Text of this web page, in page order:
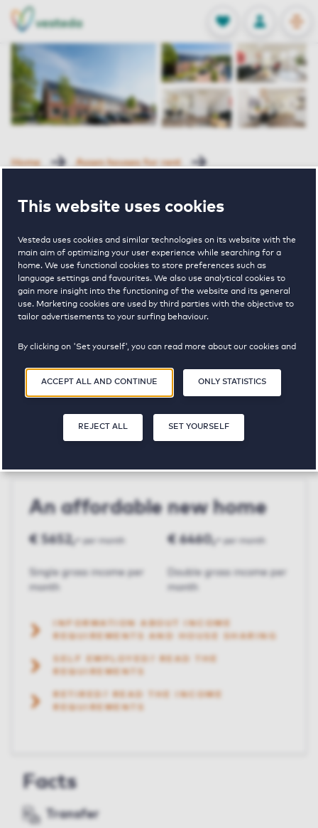
This website uses cookies
Vesteda uses cookies and similar technologies on its website with the
main aim of optimizing your user experience while searching for a
home. We use functional cookies to store preferences such as
language settings and favourites. We also use analytical cookies to
gain more insight into the functioning of the website and its general
use. Marketing cookies are used by third parties with the objective to
tailor advertisements to your surfing behaviour.
By clicking on 'Set yourself', you can read more about our cookies and
agree to the use of cookies as described in our
Privacy and Cookie
Statement.
ACCEPT ALL AND CONTINUE ONLY STATISTICS
REJECT ALL SET YOURSELF
FAVORITES
Stored
LOG IN
NL
EN
Home Assen houses for rent
Morielje 24
Assen
Diepstroeten
Bedroom(s) Square meters
An affordable new home
€ 5652,-
Single gross income per
month
€ 6460,-
Double gross income per
month
INFORMATION ABOUT INCOME
REQUIREMENTS AND HOUSE SHARING
SELF EMPLOYED? READ THE
REQUIREMENTS
RETIRED? READ THE INCOME
REQUIREMENTS
Facts
Transfer